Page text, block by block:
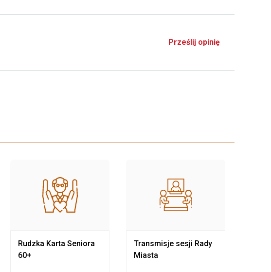
Prześlij opinię
Rudzka Karta Seniora
60+
Transmisje sesji Rady
Miasta